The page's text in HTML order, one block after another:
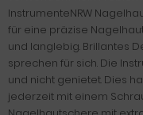
InstrumenteNRW
für eine präzise
und langlebig. Brillantes
sprechen für sich. Die
und nicht genietet. Dies
jederzeit mit einem